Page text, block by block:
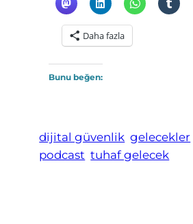
Daha fazla
Bunu beğen:
dijital güvenlik gelecekler
podcast tuhaf gelecek